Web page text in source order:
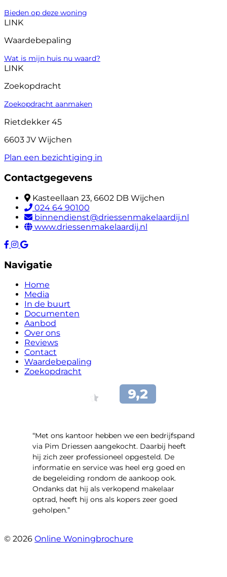
Bieden op deze woning
LINK
Waardebepaling
Wat is mijn huis nu waard?
LINK
Zoekopdracht
Zoekopdracht aanmaken
Rietdekker 45
6603 JV Wijchen
Plan een bezichtiging in
Contactgegevens
Kasteellaan 23, 6602 DB Wijchen
024 64 90100
binnendienst@driessenmakelaardij.nl
www.driessenmakelaardij.nl
Navigatie
Home
Media
In de buurt
Documenten
Aanbod
Over ons
Reviews
Contact
Waardebepaling
Zoekopdracht
“Met ons kantoor hebben we een bedrijfspand
via Pim Driessen aangekocht. Daarbij heeft
hij zich zeer professioneel opgesteld. De
informatie en service was heel erg goed en
de begeleiding rondom de aankoop ook.
Ondanks dat hij als verkopend makelaar
optrad, heeft hij ons als kopers zeer goed
geholpen.”
© 2026 Online Woningbrochure